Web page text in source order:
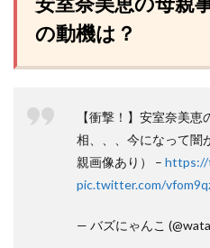
の動機は？
【衝撃！】安室奈美
相、、、今になって闇
親画像あり） – https://
pic.twitter.com/
— バズにゃんこ